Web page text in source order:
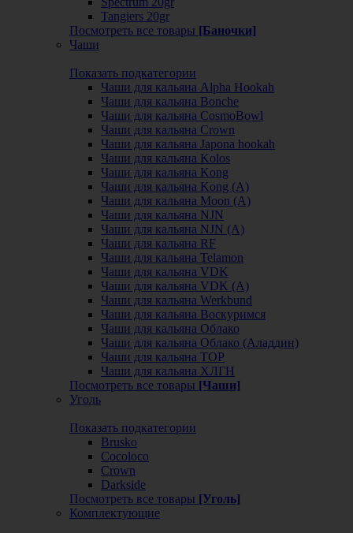
Tangiers 20gr
Посмотреть все товары [Баночки]
Чаши
Показать подкатегории
Чаши для кальяна Alpha Hookah
Чаши для кальяна Bonche
Чаши для кальяна CosmoBowl
Чаши для кальяна Crown
Чаши для кальяна Japona hookah
Чаши для кальяна Kolos
Чаши для кальяна Kong
Чаши для кальяна Kong (A)
Чаши для кальяна Moon (А)
Чаши для кальяна NJN
Чаши для кальяна NJN (А)
Чаши для кальяна RF
Чаши для кальяна Telamon
Чаши для кальяна VDK
Чаши для кальяна VDK (А)
Чаши для кальяна Werkbund
Чаши для кальяна Воскуримся
Чаши для кальяна Облако
Чаши для кальяна Облако (Аладдин)
Чаши для кальяна ТОР
Чаши для кальяна ХЛГН
Посмотреть все товары [Чаши]
Уголь
Показать подкатегории
Brusko
Cocoloco
Crown
Darkside
Посмотреть все товары [Уголь]
Комплектующие